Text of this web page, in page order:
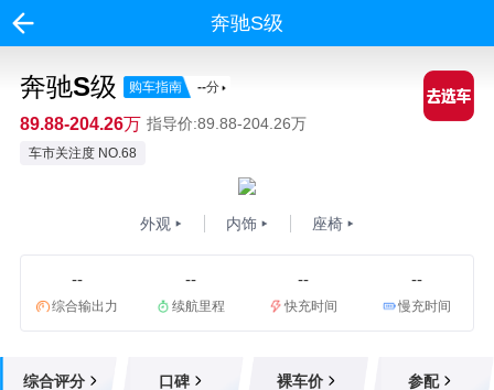
奔驰S级
奔驰S级 购车指南 --分
89.88-204.26万 指导价:89.88-204.26万
车市关注度 NO.68
外观 内饰 座椅
--
综合输出力
--
续航里程
--
快充时间
--
慢充时间
综合评分 口碑 裸车价 参配